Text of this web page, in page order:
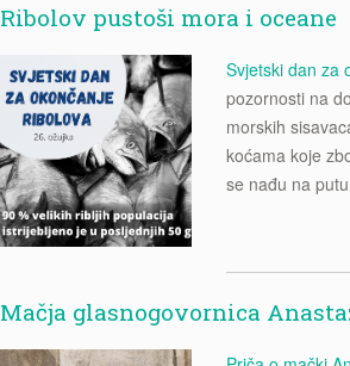
Ribolov pustoši mora i oceane
Svjetski dan za
pozornosti na
morskih
koćama koje
se nađu na
Mačja glasnogovornica